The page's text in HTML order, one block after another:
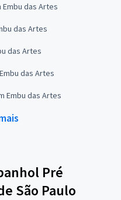
das Artes
das Artes
das Artes
das Artes
Embu das Artes
Pré
São Paulo